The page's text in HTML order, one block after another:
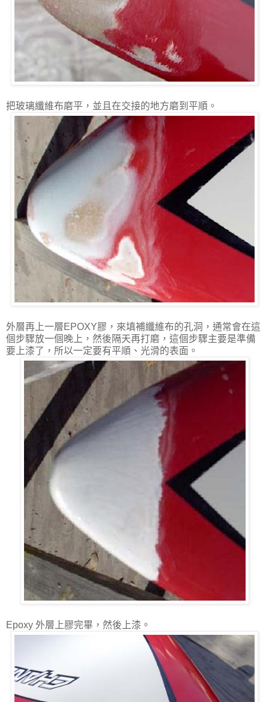
把玻璃纖維布磨平，並且在交接的地方磨到平順。
外層再上一層EPOXY膠，來填補纖維布的孔洞，通常會在這
個步驟放一個晚上，然後隔天再打磨，這個步驟主要是準備
要上漆了，所以一定要有平順、光滑的表面。
Epoxy 外層上膠完畢，然後上漆。